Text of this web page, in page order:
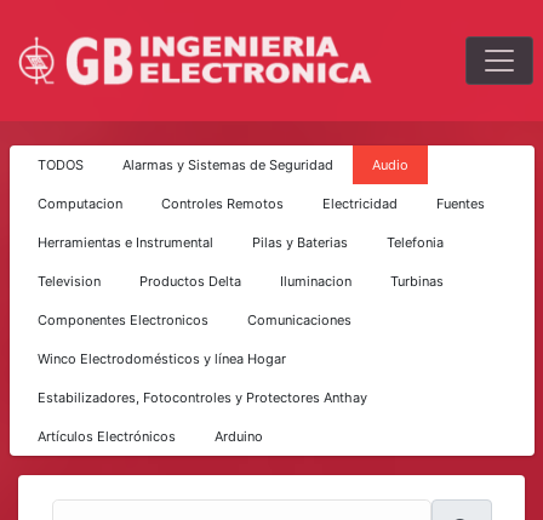
TODOS Alarmas y Sistemas de Seguridad Audio
Computacion Controles Remotos Electricidad Fuentes
Herramientas e Instrumental Pilas y Baterias Telefonia
Television Productos Delta Iluminacion Turbinas
Componentes Electronicos Comunicaciones
Winco Electrodomésticos y línea Hogar
Estabilizadores, Fotocontroles y Protectores Anthay
Artículos Electrónicos Arduino